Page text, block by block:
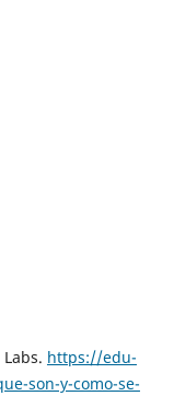
https://edu-
son-y-como-se-